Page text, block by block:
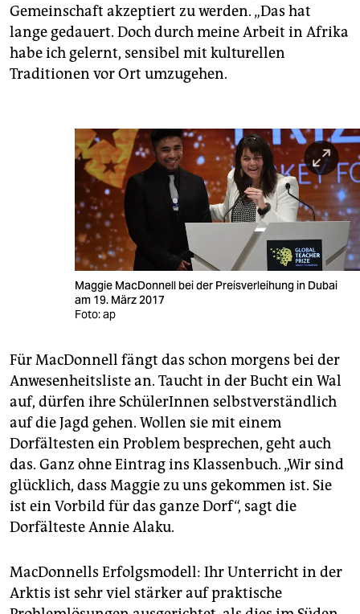
Gemeinschaft akzeptiert zu werden. „Das hat
lange gedauert. Doch durch meine Arbeit in Afrika
habe ich gelernt, sensibel mit kulturellen
Traditionen vor Ort umzugehen.
Maggie MacDonnell bei der Preisverleihung in Dubai
am 19. März 2017
Foto: ap
Für MacDonnell fängt das schon morgens bei der
Anwesenheitsliste an. Taucht in der Bucht ein Wal
auf, dürfen ihre SchülerInnen selbstverständlich
auf die Jagd gehen. Wollen sie mit einem
Dorfältesten ein Problem besprechen, geht auch
das. Ganz ohne Eintrag ins Klassenbuch. „Wir sind
glücklich, dass Maggie zu uns gekommen ist. Sie
ist ein Vorbild für das ganze Dorf“, sagt die
Dorfälteste Annie Alaku.
MacDonnells Erfolgsmodell: Ihr Unterricht in der
Arktis ist sehr viel stärker auf praktische